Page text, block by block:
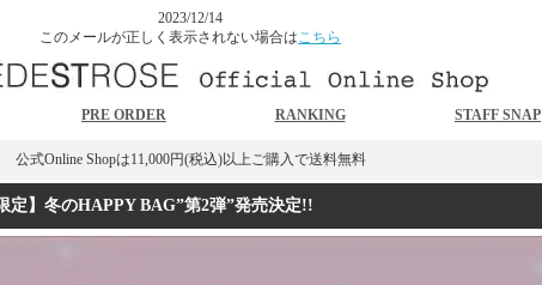
2023/12/14
このメールが正しく表示されない場合はこちら
PRE ORDER RANKING STAFF SNAP
公式Online Shopは11,000円(税込)以上ご購入で送料無料
定】冬のHAPPY BAG”第2弾”発売決定!!